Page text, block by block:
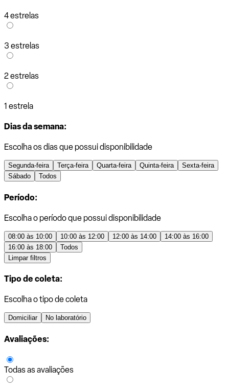
4 estrelas
3 estrelas
2 estrelas
1 estrela
Dias da semana:
Escolha os dias que possui disponibilidade
Segunda-feira Terça-feira Quarta-feira Quinta-feira
Sexta-feira
Sábado
Todos
Período:
Escolha o período que possui disponibilidade
08:00 às 10:00 10:00 às 12:00 12:00 às 14:00
14:00 às 16:00
16:00 às 18:00
Todos
Limpar filtros
Tipo de coleta:
Escolha o tipo de coleta
Domiciliar No laboratório
Avaliações:
Todas as avaliações